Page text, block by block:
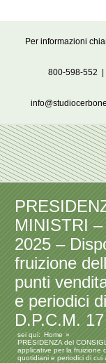
Per informazioni
800-598-552
MINISTRI
2025 –
fruizione
punti
e periodici
D.P.C.M.
sei qui: Home
PRESIDENZA del
applicative per la fruizione
quotidiani e periodici di cui